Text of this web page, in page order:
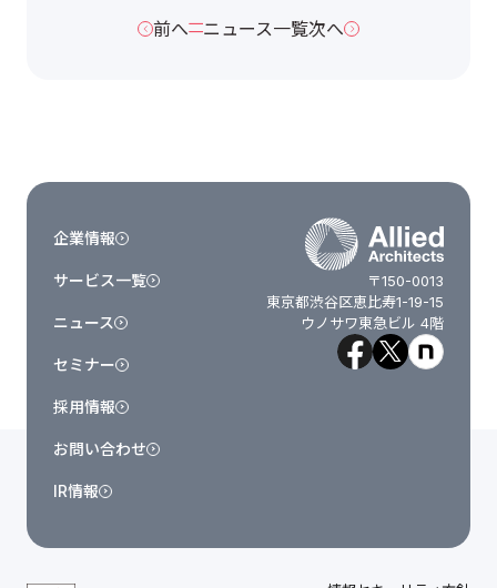
前へ ニュース一覧次へ
〒150-0013
東京都渋谷区恵比寿1-19-15
ウノサワ東急ビル 4階
企業情報
サービス一覧
ニュース
セミナー
採用情報
お問い合わせ
IR情報